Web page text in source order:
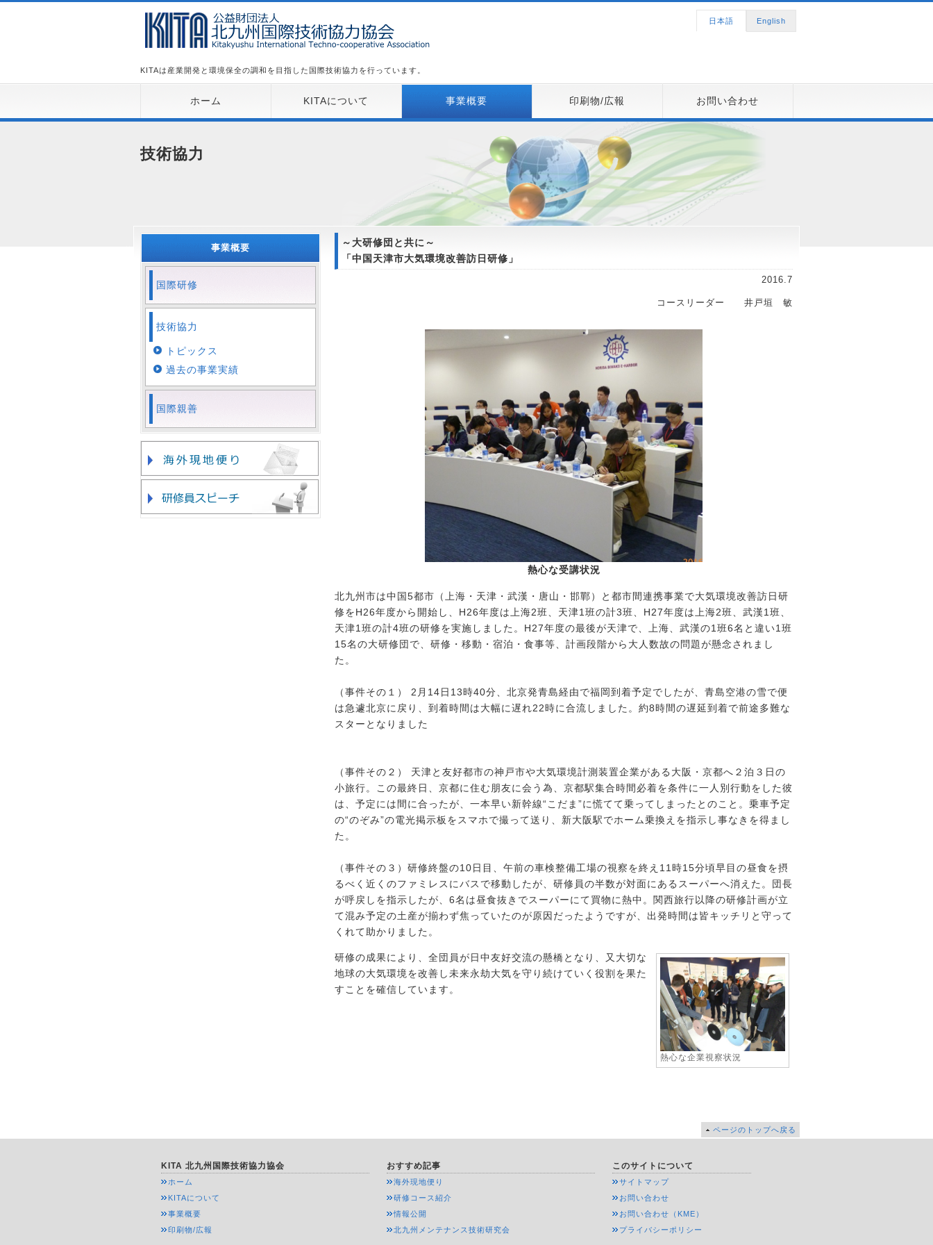
日本語 English
KITAは産業開発と環境保全の調和を目指した国際技術協力を行っています。
ホーム KITAについて 事業概要 印刷物/広報 お問い合わせ
技術協力
～大研修団と共に～
「中国天津市大気環境改善訪日研修」
2016.7
コースリーダー 井戸垣 敏
熱心な受講状況
北九州市は中国5都市（上海・天津・武漢・唐山・邯鄲）と都市間連携事業で大気環境改善訪日研
修をH26年度から開始し、H26年度は上海2班、天津1班の計3班、H27年度は上海2班、武漢1班、
天津1班の計4班の研修を実施しました。H27年度の最後が天津で、上海、武漢の1班6名と違い1班
15名の大研修団で、研修・移動・宿泊・食事等、計画段階から大人数故の問題が懸念されまし
た。
（事件その１） 2月14日13時40分、北京発青島経由で福岡到着予定でしたが、青島空港の雪で便
は急遽北京に戻り、到着時間は大幅に遅れ22時に合流しました。約8時間の遅延到着で前途多難な
スターとなりました
（事件その２） 天津と友好都市の神戸市や大気環境計測装置企業がある大阪・京都へ２泊３日の
小旅行。この最終日、京都に住む朋友に会う為、京都駅集合時間必着を条件に一人別行動をした彼
は、予定には間に合ったが、一本早い新幹線“こだま”に慌てて乗ってしまったとのこと。乗車予定
の“のぞみ”の電光掲示板をスマホで撮って送り、新大阪駅でホーム乗換えを指示し事なきを得まし
た。
（事件その３）研修終盤の10日目、午前の車検整備工場の視察を終え11時15分頃早目の昼食を摂
るべく近くのファミレスにバスで移動したが、研修員の半数が対面にあるスーパーへ消えた。団長
が呼戻しを指示したが、6名は昼食抜きでスーパーにて買物に熱中。関西旅行以降の研修計画が立
て混み予定の土産が揃わず焦っていたのが原因だったようですが、出発時間は皆キッチリと守って
くれて助かりました。
熱心な企業視察状況
研修の成果により、全団員が日中友好交流の懸橋となり、又大切な
地球の大気環境を改善し未来永劫大気を守り続けていく役割を果た
すことを確信しています。
事業概要
国際研修
技術協力
トピックス
過去の事業実績
国際親善
ページのトップへ戻る
KITA 北九州国際技術協力協会
ホーム
KITAについて
事業概要
印刷物/広報
おすすめ記事
海外現地便り
研修コース紹介
情報公開
北九州メンテナンス技術研究会
このサイトについて
サイトマップ
お問い合わせ
お問い合わせ（KME）
プライバシーポリシー